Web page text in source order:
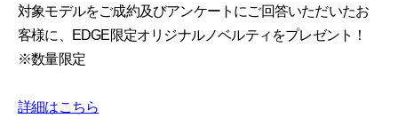
対象モデルをご成約及びアンケートにご回答いただいたお
客様に、EDGE限定オリジナルノベルティをプレゼント！
※数量限定
詳細はこちら